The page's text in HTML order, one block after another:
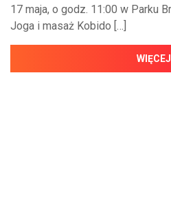
17 maja, o godz. 11:00 w Parku
Joga i masaż Kobido […]
WIĘCEJ